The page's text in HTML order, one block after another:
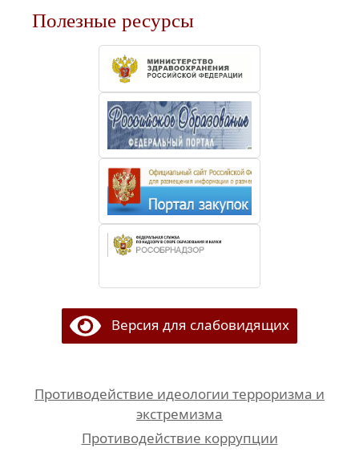
Полезные ресурсы
Версия для слабовидящих
Противодействие идеологии терроризма и
экстремизма
Противодействие коррупции